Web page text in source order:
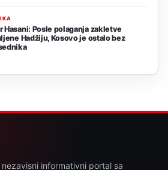
Hasani: Posle polaganja zakletve
Hadžiju, Kosovo je ostalo bez
informativni portal sa